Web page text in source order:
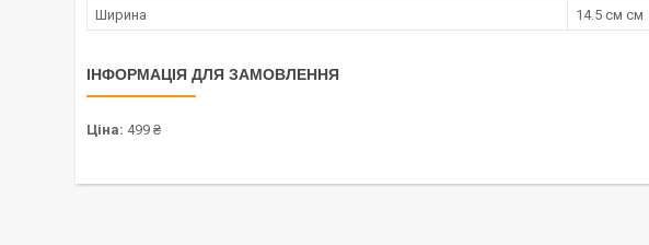
Ширина
14.5 см см
ІНФОРМАЦІЯ ДЛЯ ЗАМОВЛЕННЯ
Ціна: 499 ₴